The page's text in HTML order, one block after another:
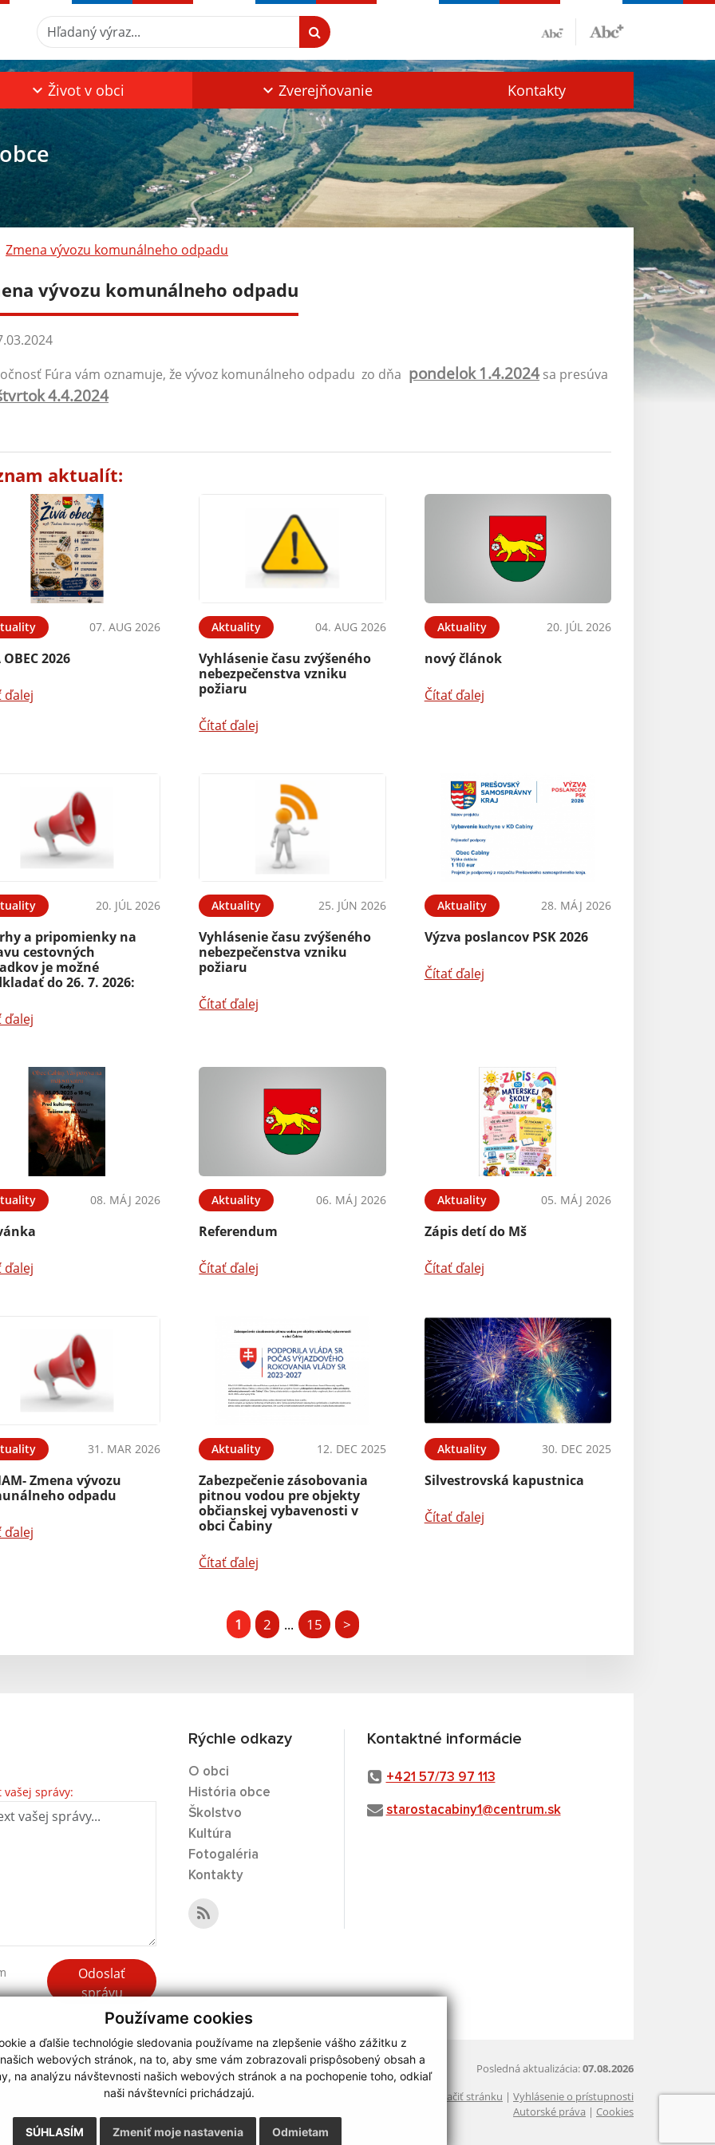
Používame cookies
a ďalšie technológie sledovania používame na zlepšenie vášho zážitku z
webových stránok, na to, aby sme vám zobrazovali prispôsobený obsah a
na analýzu návštevnosti našich webových stránok a na pochopenie toho, odkiaľ
naši návštevníci prichádzajú.
SÚHLASÍM Odmietam
Zmeniť moje nastavenia
Hľadaný výraz...
Život v obci Zverejňovanie Kontakty
Zmena vývozu komunálneho odpadu
vývozu komunálneho odpadu
Fúra vám oznamuje, že vývoz komunálneho odpadu zo dňa pondelok 1.4.2024sa presúva
4.4.2024
aktualít:
07. AUG 2026
OBEC 2026
ďalej
Aktuality 04. AUG 2026
Vyhlásenie času zvýšeného
nebezpečenstva vzniku
požiaru
Čítať ďalej
Aktuality 20. JÚL 2026
nový článok
Čítať ďalej
20. JÚL 2026
a pripomienky na
cestovných
je možné
do 26. 7. 2026:
ďalej
Aktuality 25. JÚN 2026
Vyhlásenie času zvýšeného
nebezpečenstva vzniku
požiaru
Čítať ďalej
Aktuality 28. MÁJ 2026
Výzva poslancov PSK 2026
Čítať ďalej
08. MÁJ 2026
ďalej
Aktuality 06. MÁJ 2026
Referendum
Čítať ďalej
Aktuality 05. MÁJ 2026
Zápis detí do Mš
Čítať ďalej
31. MAR 2026
Zmena vývozu
odpadu
ďalej
Aktuality 12. DEC 2025
Zabezpečenie zásobovania
pitnou vodou pre objekty
občianskej vybavenosti v
obci Čabiny
Čítať ďalej
Aktuality 30. DEC 2025
Silvestrovská kapustnica
Čítať ďalej
1 2 ... 15 >
vašej správy:
Odoslať
správu
Rýchle odkazy
O obci
História obce
Školstvo
Kultúra
Fotogaléria
Kontakty
Kontaktné informácie
+421 57/73 97 113
starostacabiny1@centrum.sk
Posledná aktualizácia:07.08.2026
Vytlačiť stránku | Vyhlásenie o prístupnosti
Autorské práva | Cookies
webdesign|